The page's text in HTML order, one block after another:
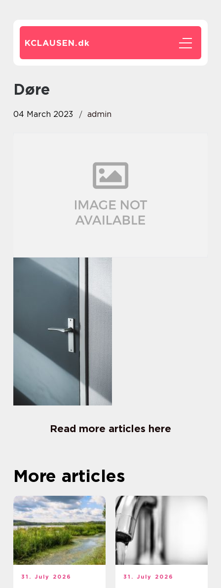
KCLAUSEN.dk
døre
04 March 2023 admin
Read more articles here
More articles
31. July 2026 31. July 2026